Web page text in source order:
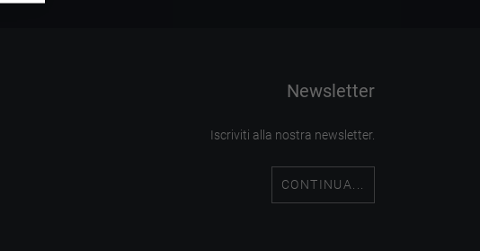
Newsletter
Iscriviti alla nostra newsletter.
CONTINUA...